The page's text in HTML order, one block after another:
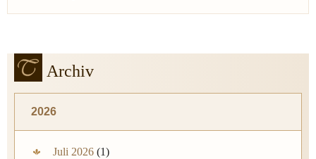
Archiv
2026
Juli 2026 (1)